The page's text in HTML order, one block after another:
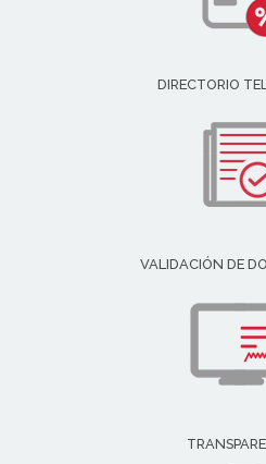
DIRECTORIO
VALIDACIÓN DE